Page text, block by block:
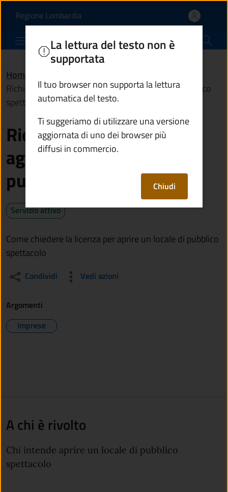
Richiedere la licenza
Regione Lombardia(apre in un'altra scheda).
Comune di Edolo
Home
Richiedere la licenza di agibilità per attività di pubblico
spettacolo
Richiedere la licenza di
agibilità per attività di
pubblico spettacolo
Servizio attivo
Come chiedere la licenza per aprire un locale di pubblico
spettacolo
Condividi Vedi azioni
La lettura del testo non è
supportata
Il tuo browser non supporta la lettura
automatica del testo.
Ti suggeriamo di utilizzare una versione
aggiornata di uno dei browser più
diffusi in commercio.
Chiudi
Argomenti
Imprese
A chi è rivolto
Chi intende aprire un locale di pubblico
spettacolo